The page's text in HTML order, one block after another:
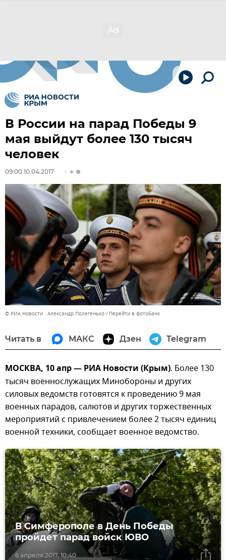
В России на парад Победы 9
мая выйдут более 130 тысяч
человек
09:00 10.04.2017
© РИА Новости . Александр Полегенько Перейти в фотобанк
Читать в МАКС Дзен Telegram
МОСКВА, 10 апр — РИА Новости (Крым). Более 130
тысяч военнослужащих Минобороны и других
силовых ведомств готовятся к проведению 9 мая
военных парадов, салютов и других торжественных
мероприятий с привлечением более 2 тысяч единиц
военной техники, сообщает военное ведомство.
6 апреля 2017, 10:40
В Симферополе в День Победы
пройдет парад войск ЮВО